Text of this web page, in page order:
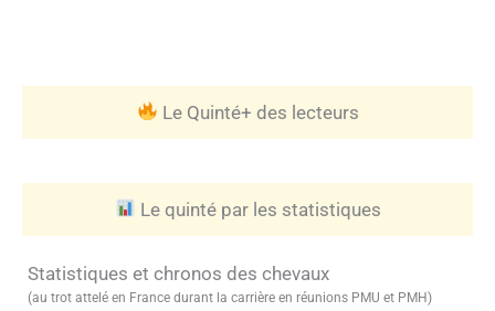
Le Quinté+ des lecteurs
Le quinté par les statistiques
Statistiques et chronos des chevaux
(au trot attelé en France durant la carrière en réunions PMU et PMH)